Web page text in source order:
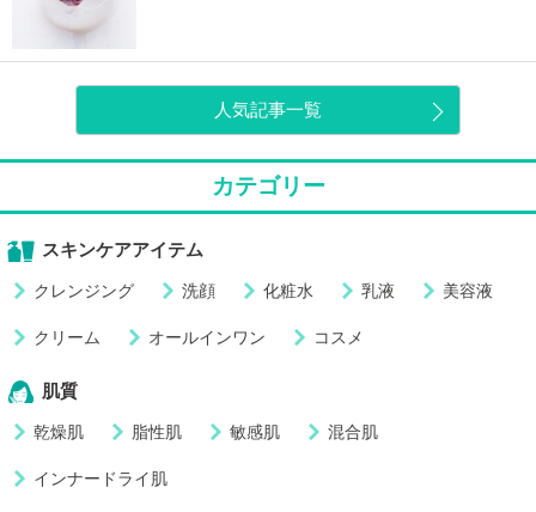
人気記事一覧
カテゴリー
スキンケアアイテム
クレンジング 洗顔 化粧水 乳液 美容液
クリーム オールインワン コスメ
肌質
乾燥肌 脂性肌 敏感肌 混合肌
インナードライ肌